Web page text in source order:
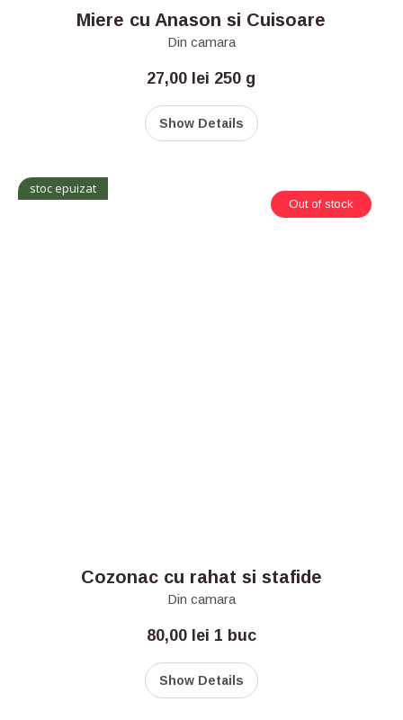
Miere cu Anason si Cuisoare
Din camara
27,00 lei 250 g
Show Details
stoc epuizat
Out of stock
Cozonac cu rahat si stafide
Din camara
80,00 lei 1 buc
Show Details